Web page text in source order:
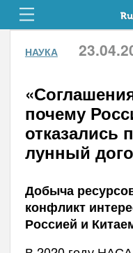
НАУКА
почему
отказались
лунный
Добыча
конфликт
Россией и